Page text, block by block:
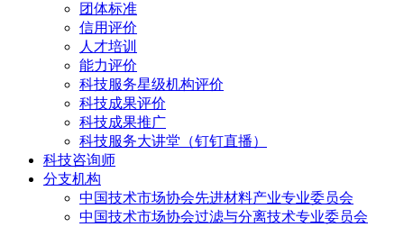
团体标准
信用评价
人才培训
能力评价
科技服务星级机构评价
科技成果评价
科技成果推广
科技服务大讲堂（钉钉直播）
科技咨询师
分支机构
中国技术市场协会先进材料产业专业委员会
中国技术市场协会过滤与分离技术专业委员会